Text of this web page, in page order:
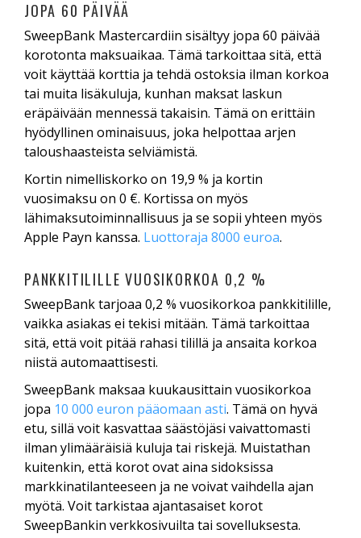
JOPA 60 PÄIVÄÄ
SweepBank Mastercardiin sisältyy jopa 60 päivää
korotonta maksuaikaa. Tämä tarkoittaa sitä, että
voit käyttää korttia ja tehdä ostoksia ilman korkoa
tai muita lisäkuluja, kunhan maksat laskun
eräpäivään mennessä takaisin. Tämä on erittäin
hyödyllinen ominaisuus, joka helpottaa arjen
taloushaasteista selviämistä.
Kortin nimelliskorko on 19,9 % ja kortin
vuosimaksu on 0 €. Kortissa on myös
lähimaksutoiminnallisuus ja se sopii yhteen myös
Apple Payn kanssa. Luottoraja 8000 euroa.
PANKKITILILLE VUOSIKORKOA 0,2 %
SweepBank tarjoaa 0,2 % vuosikorkoa pankkitilille,
vaikka asiakas ei tekisi mitään. Tämä tarkoittaa
sitä, että voit pitää rahasi tilillä ja ansaita korkoa
niistä automaattisesti.
SweepBank maksaa kuukausittain vuosikorkoa
jopa 10 000 euron pääomaan asti. Tämä on hyvä
etu, sillä voit kasvattaa säästöjäsi vaivattomasti
ilman ylimääräisiä kuluja tai riskejä. Muistathan
kuitenkin, että korot ovat aina sidoksissa
markkinatilanteeseen ja ne voivat vaihdella ajan
myötä. Voit tarkistaa ajantasaiset korot
SweepBankin verkkosivuilta tai sovelluksesta.